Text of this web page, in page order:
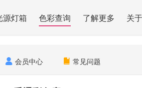
源灯箱 色彩查询 了解更多 关
会员中心 常见问题